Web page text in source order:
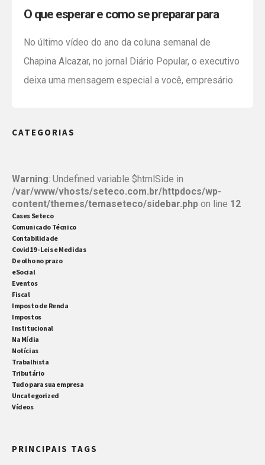
O que esperar e como se preparar para
No último vídeo do ano da coluna semanal de
Chapina Alcazar, no jornal Diário Popular, o executivo
deixa uma mensagem especial a você, empresário.
CATEGORIAS
Warning: Undefined variable $htmlSide in
/var/www/vhosts/seteco.com.br/httpdocs/wp-
content/themes/temaseteco/sidebar.php on line 12
Cases Seteco
Comunicado Técnico
Contabilidade
Covid19 - Leis e Medidas
De olho no prazo
eSocial
Eventos
Fiscal
Imposto de Renda
Impostos
Institucional
Na Mídia
Notícias
Trabalhista
Tributário
Tudo para sua empresa
Uncategorized
Vídeos
PRINCIPAIS TAGS